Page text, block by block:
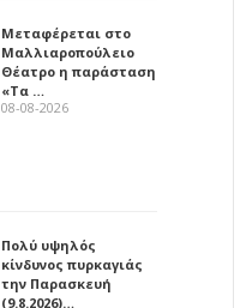
Μεταφέρεται στο
Μαλλιαροπούλειο
Θέατρο η παράσταση
«Τα …
08-08-2026
Πολύ υψηλός
κίνδυνος πυρκαγιάς
την Παρασκευή
(9.8.2026)…